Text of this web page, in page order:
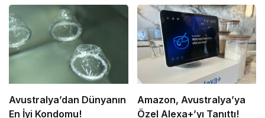
Avustralya’dan Dünyanın
En İyi Kondomu!
Amazon, Avustralya’ya
Özel Alexa+’yı Tanıttı!